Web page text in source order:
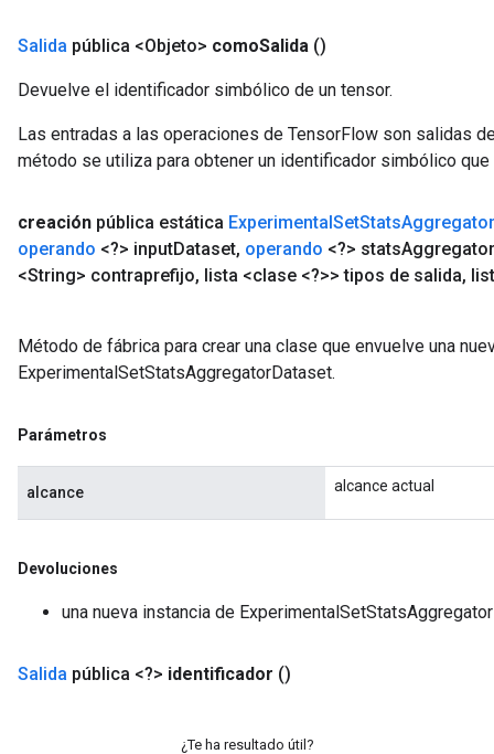
Salida pública <Objeto> comoSalida ()
Devuelve el identificador simbólico de un tensor.
Las entradas a las operaciones de TensorFlow son salidas
método se utiliza para obtener un identificador simbólico
creación pública estática ExperimentalSetStatsAggregator
operando <?> inputDataset, operando <?> statsAggregator
<String> contraprefijo, lista <clase <?>> tipos de salida,
Método de fábrica para crear una clase que envuelve una
ExperimentalSetStatsAggregatorDataset.
Parámetros
alcance alcance actual
Devoluciones
una nueva instancia de
Salida pública <?> identificador ()
¿Te ha resultado útil?